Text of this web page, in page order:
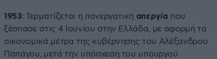
1953: Τερματίζεται η πανεργατική απεργία που
ξέσπασε στις 4 Ιουνίου στην Ελλάδα, με αφορμή τα
οικονομικά μέτρα της κυβέρνησης του Αλέξανδρου
Παπάγου, μετά την υπόσχεση του υπουργού